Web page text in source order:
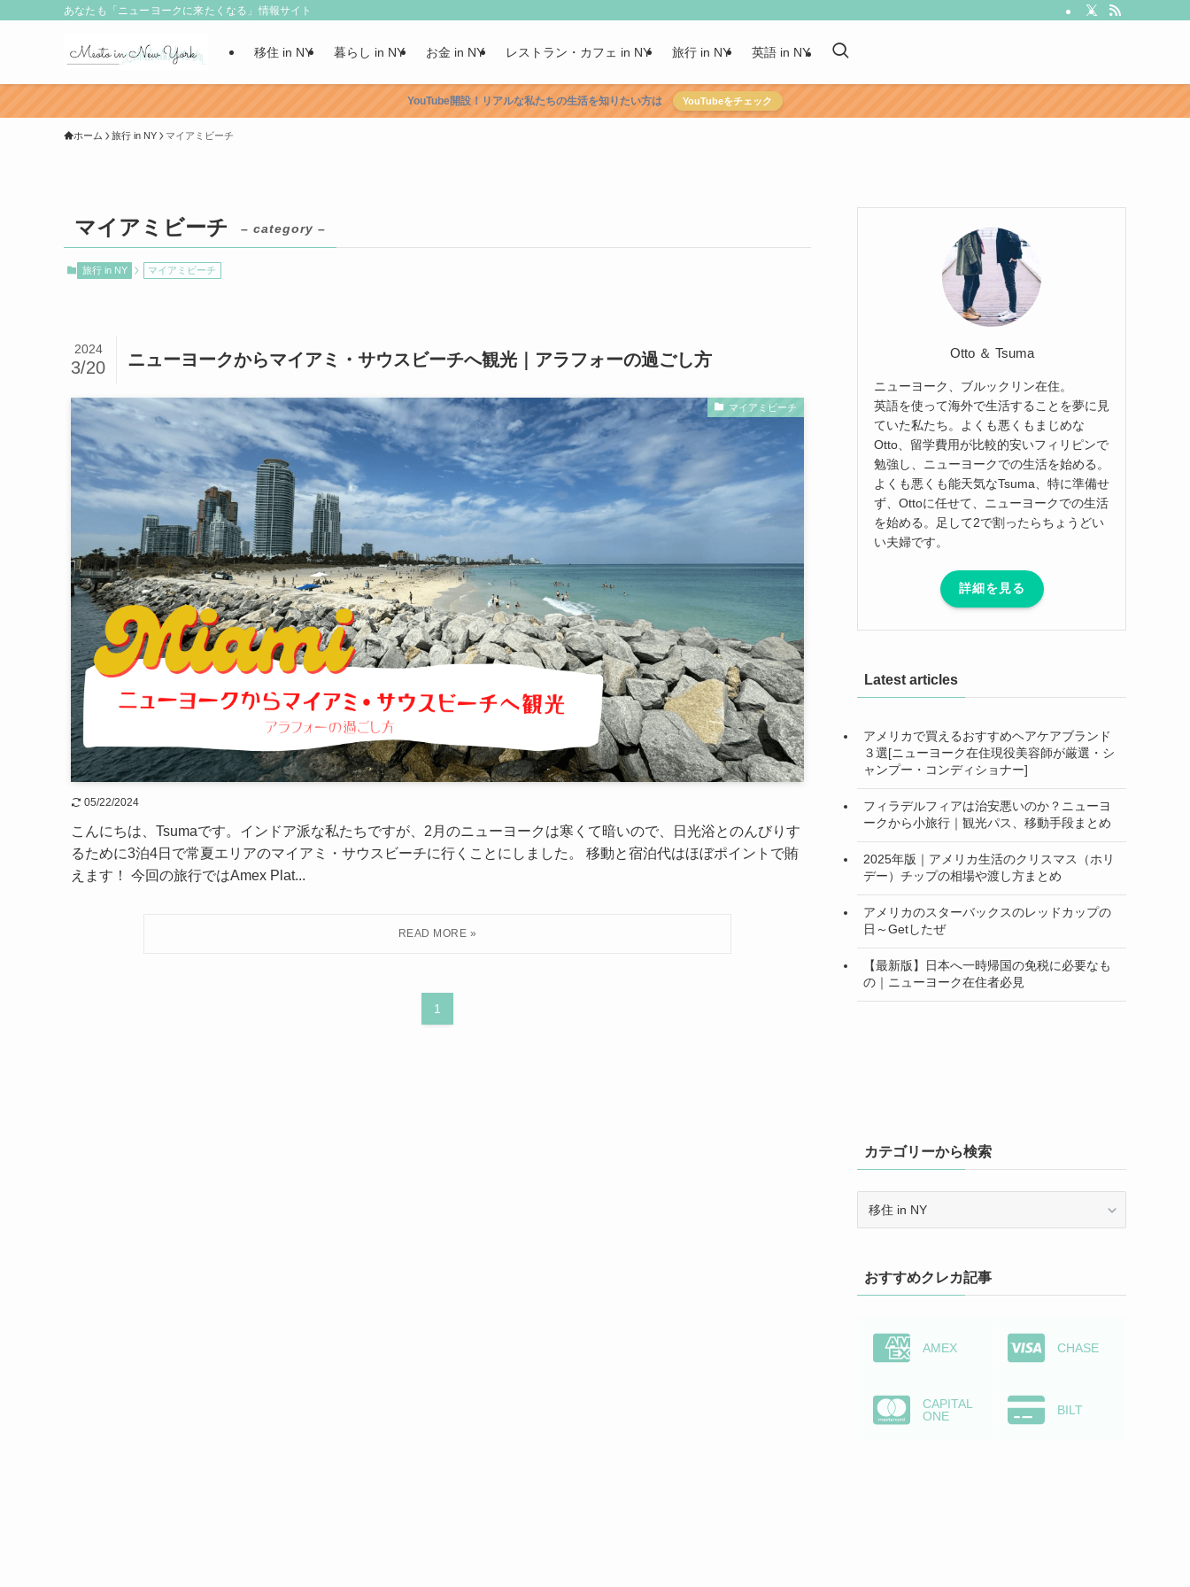
あなたも「ニューヨークに来たくなる」情報サイト
移住 in NY 暮らし in NY お金 in NY レストラン・カフェ in NY 旅行 in NY 英語 in NY
YouTube開設！リアルな私たちの生活を知りたい方は YouTubeをチェック
ホーム 旅行 in NY マイアミビーチ
マイアミビーチ – category –
旅行 in NY マイアミビーチ
ニューヨークからマイアミ・サウスビーチへ観光｜アラフォーの過ごし方
2024
3/20
マイアミビーチ
05/22/2024
こんにちは、Tsumaです。インドア派な私たちですが、2月のニューヨークは寒くて暗いので、日光浴とのんびりす
るために3泊4日で常夏エリアのマイアミ・サウスビーチに行くことにしました。 移動と宿泊代はほぼポイントで賄
えます！ 今回の旅行ではAmex Plat...
1
Otto ＆ Tsuma
ニューヨーク、ブルックリン在住。
英語を使って海外で生活することを夢に見
ていた私たち。よくも悪くもまじめな
Otto、留学費用が比較的安いフィリピンで
勉強し、ニューヨークでの生活を始める。
よくも悪くも能天気なTsuma、特に準備せ
ず、Ottoに任せて、ニューヨークでの生活
を始める。足して2で割ったらちょうどい
い夫婦です。
詳細を見る
Latest articles
アメリカで買えるおすすめヘアケアブランド
３選[ニューヨーク在住現役美容師が厳選・シ
ャンプー・コンディショナー]
フィラデルフィアは治安悪いのか？ニューヨ
ークから小旅行｜観光パス、移動手段まとめ
2025年版｜アメリカ生活のクリスマス（ホリ
デー）チップの相場や渡し方まとめ
アメリカのスターバックスのレッドカップの
日～Getしたぜ
【最新版】日本へ一時帰国の免税に必要なも
の｜ニューヨーク在住者必見
カテゴリーから検索
ー
か
おすすめクレカ記事
AMEX CHASE
CAPITAL
ONE
BILT